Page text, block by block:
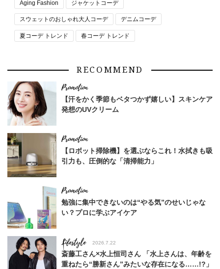
Aging Fashion ジャケットコーデ
スウェットのおしゃれ大人コーデ デニムコーデ
夏コーデ トレンド 春コーデ トレンド
RECOMMEND
【汗をかく季節もベタつかず嬉しい】スキンケア
発想のUVクリーム
【ロボット掃除機】を選ぶならこれ！水拭きも吸
引力も、圧倒的な「清掃能力」
勉強に集中できないのは“やる気”のせいじゃな
い？プロに学ぶアイケア
Lifestyle 2026.7.22
斎藤工さん×水上恒司さん 「水上さんは、年齢を
重ねたら“勝新さん”みたいな存在になる……!?」